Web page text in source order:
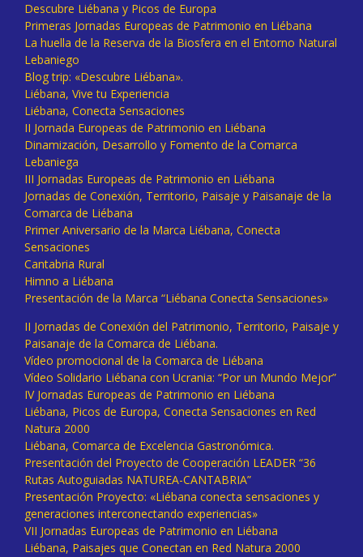
Descubre Liébana y Picos de Europa
Primeras Jornadas Europeas de Patrimonio en Liébana
La huella de la Reserva de la Biosfera en el Entorno Natural
Lebaniego
Blog trip: «Descubre Liébana».
Liébana, Vive tu Experiencia
Liébana, Conecta Sensaciones
II Jornada Europeas de Patrimonio en Liébana
Dinamización, Desarrollo y Fomento de la Comarca
Lebaniega
III Jornadas Europeas de Patrimonio en Liébana
Jornadas de Conexión, Territorio, Paisaje y Paisanaje de la
Comarca de Liébana
Primer Aniversario de la Marca Liébana, Conecta
Sensaciones
Cantabria Rural
Himno a Liébana
Presentación de la Marca “Liébana Conecta Sensaciones»
II Jornadas de Conexión del Patrimonio, Territorio, Paisaje y
Paisanaje de la Comarca de Liébana.
Vídeo promocional de la Comarca de Liébana
Vídeo Solidario Liébana con Ucrania: “Por un Mundo Mejor”
IV Jornadas Europeas de Patrimonio en Liébana
Liébana, Picos de Europa, Conecta Sensaciones en Red
Natura 2000
Liébana, Comarca de Excelencia Gastronómica.
Presentación del Proyecto de Cooperación LEADER “36
Rutas Autoguiadas NATUREA-CANTABRIA”
Presentación Proyecto: «Liébana conecta sensaciones y
generaciones interconectando experiencias»
VII Jornadas Europeas de Patrimonio en Liébana
Liébana, Paisajes que Conectan en Red Natura 2000